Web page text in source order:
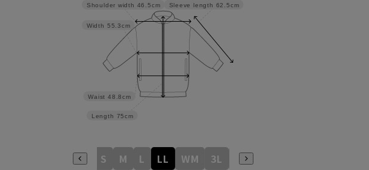
Sleeve length 62.5cm
Length 75cm
Waist 48.8cm
Width 55.3cm
Shoulder width 46.5cm
S M L LL WM 3L WL